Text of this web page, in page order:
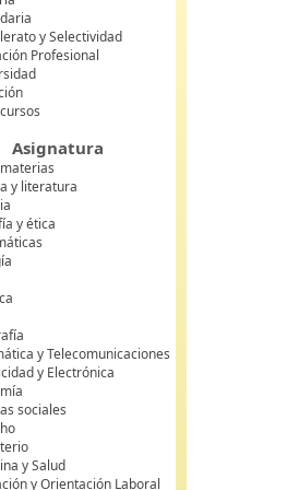
y Selectividad
Profesional
Asignatura
y literatura
y ética
y Telecomunicaciones
y Electrónica
sociales
y Salud
y Orientación Laboral